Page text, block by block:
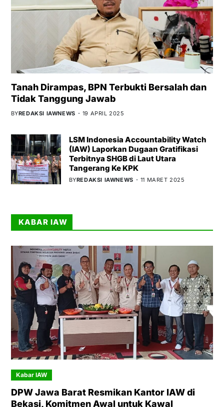
Tanah Dirampas, BPN Terbukti Bersalah dan
Tidak Tanggung Jawab
BYREDAKSI IAWNEWS 19 APRIL 2025
LSM Indonesia Accountability Watch
(IAW) Laporkan Dugaan Gratifikasi
Terbitnya SHGB di Laut Utara
Tangerang Ke KPK
BYREDAKSI IAWNEWS 11 MARET 2025
KABAR IAW
Kabar IAW
DPW Jawa Barat Resmikan Kantor IAW di
Bekasi, Komitmen Awal untuk Kawal